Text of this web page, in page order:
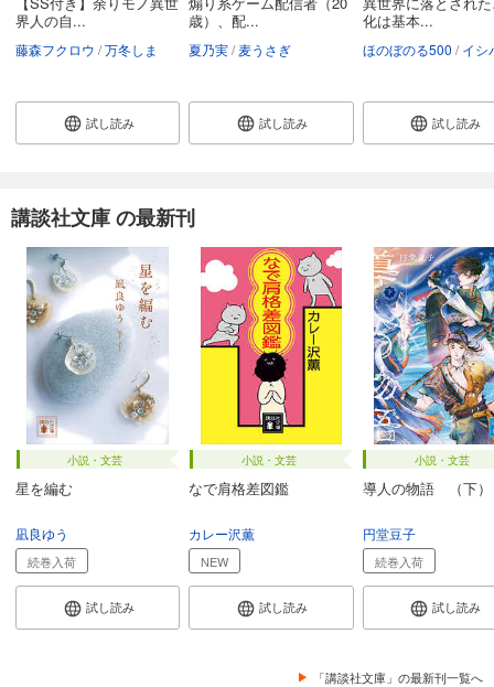
界人の自...
藤森フクロウ 万冬しま
試し読み
歳）、配...
夏乃実 麦うさぎ
試し読み
化は基本...
ほのぼのる500 イシバシヨ
試し読み
講談社文庫 の最新刊
小説・文芸
星を編む
凪良ゆう
続巻入荷
試し読み
小説・文芸
なで肩格差図鑑
カレー沢薫
NEW
試し読み
小説・文芸
導人の物語 （下）
円堂豆子
続巻入荷
試し読み
「講談社文庫」の最新刊一覧へ